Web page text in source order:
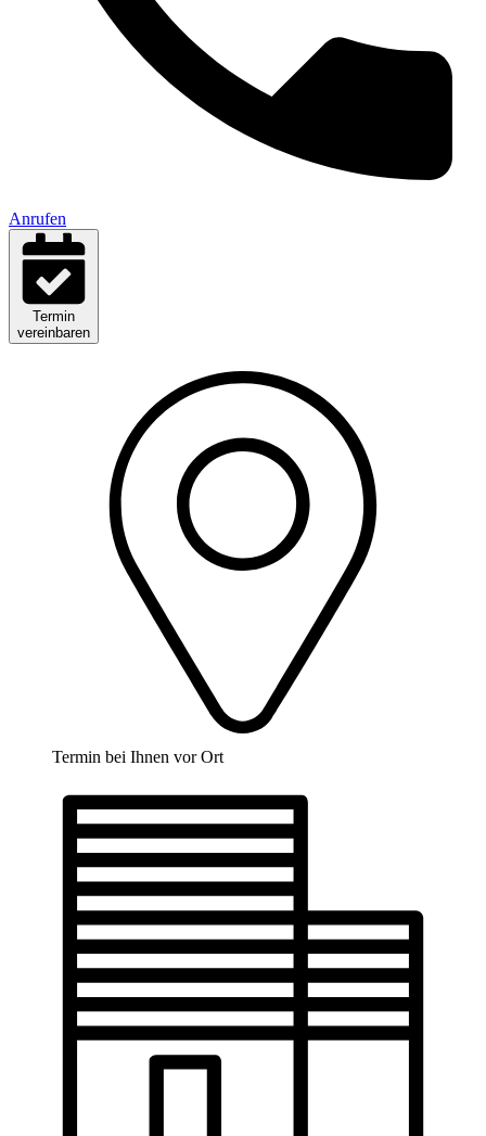
Anrufen
Termin
vereinbaren
Termin bei Ihnen vor Ort